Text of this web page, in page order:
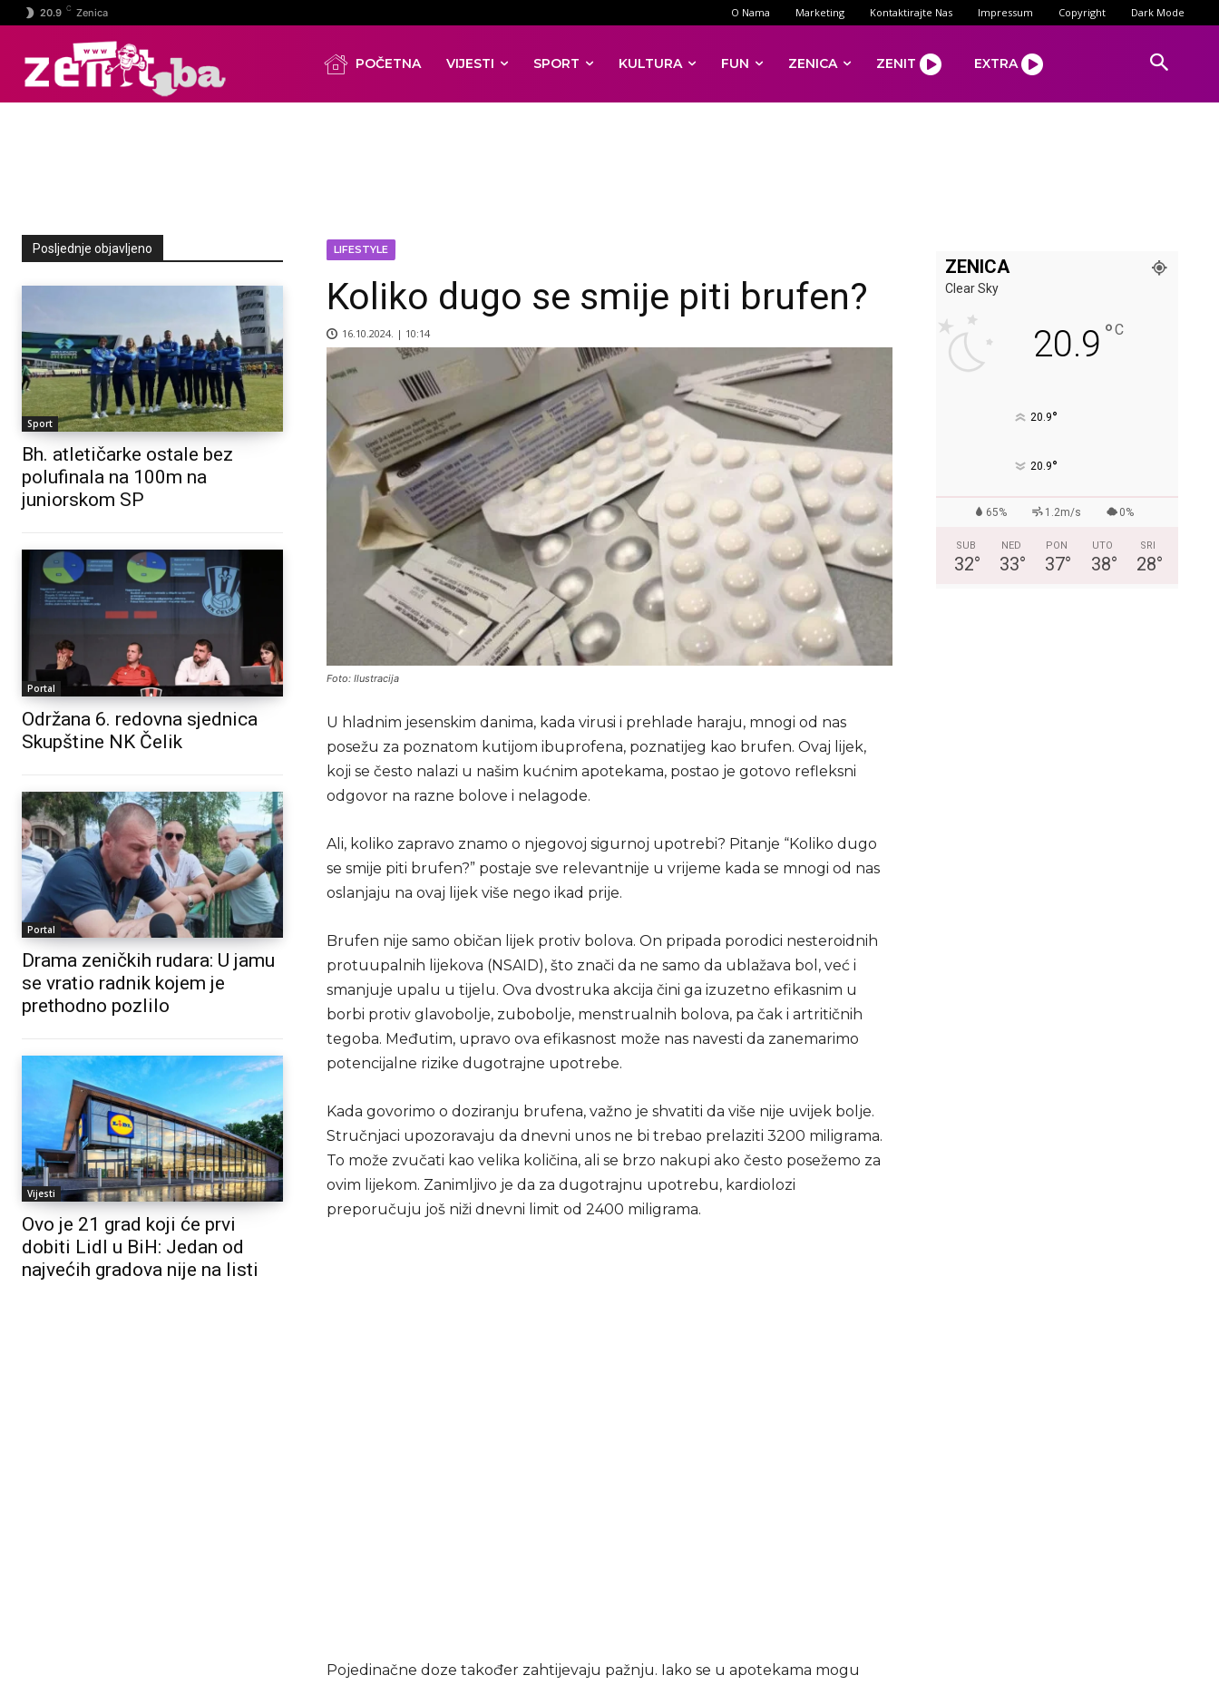
20.9 C Zenica O Nama Marketing Kontaktirajte Nas Impressum Copyright Dark Mode
POČETNA VIJESTI SPORT KULTURA FUN ZENICA ZENIT EXTRA
Posljednje objavljeno
Sport
Bh. atletičarke ostale bez
polufinala na 100m na
juniorskom SP
Portal
Održana 6. redovna sjednica
Skupštine NK Čelik
Portal
Drama zeničkih rudara: U jamu
se vratio radnik kojem je
prethodno pozlilo
Vijesti
Ovo je 21 grad koji će prvi
dobiti Lidl u BiH: Jedan od
najvećih gradova nije na listi
LIFESTYLE
Koliko dugo se smije piti brufen?
16.10.2024. | 10:14
Foto: Ilustracija
U hladnim jesenskim danima, kada virusi i prehlade haraju, mnogi od nas
posežu za poznatom kutijom ibuprofena, poznatijeg kao brufen. Ovaj lijek,
koji se često nalazi u našim kućnim apotekama, postao je gotovo refleksni
odgovor na razne bolove i nelagode.
Ali, koliko zapravo znamo o njegovoj sigurnoj upotrebi? Pitanje “Koliko dugo
se smije piti brufen?” postaje sve relevantnije u vrijeme kada se mnogi od nas
oslanjaju na ovaj lijek više nego ikad prije.
Brufen nije samo običan lijek protiv bolova. On pripada porodici nesteroidnih
protuupalnih lijekova (NSAID), što znači da ne samo da ublažava bol, već i
smanjuje upalu u tijelu. Ova dvostruka akcija čini ga izuzetno efikasnim u
borbi protiv glavobolje, zubobolje, menstrualnih bolova, pa čak i artritičnih
tegoba. Međutim, upravo ova efikasnost može nas navesti da zanemarimo
potencijalne rizike dugotrajne upotrebe.
Kada govorimo o doziranju brufena, važno je shvatiti da više nije uvijek bolje.
Stručnjaci upozoravaju da dnevni unos ne bi trebao prelaziti 3200 miligrama.
To može zvučati kao velika količina, ali se brzo nakupi ako često posežemo za
ovim lijekom. Zanimljivo je da za dugotrajnu upotrebu, kardiolozi
preporučuju još niži dnevni limit od 2400 miligrama.
Pojedinačne doze također zahtijevaju pažnju. Iako se u apotekama mogu
ZENICA
Clear Sky
20.9 °C
20.9°
20.9°
65% 1.2m/s 0%
SUB
32°
NED
33°
PON
37°
UTO
38°
SRI
28°